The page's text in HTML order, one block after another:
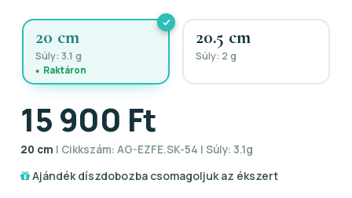
20 cm
Súly: 3.1 g
Raktáron
20.5 cm
Súly: 2 g
15 900 Ft
20 cm | Cikkszám: AG-EZFE.SK-54 | Súly: 3.1g
Ajándék díszdobozba csomagoljuk az ékszert